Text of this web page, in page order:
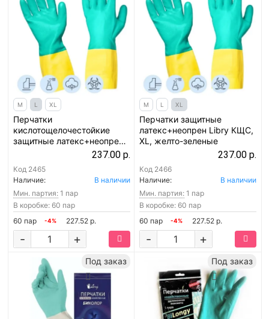
M L XL
Перчатки
кислотощелочестойкие
защитные латекс+неопрен
Libry КЩС, L, желто-237.00 р.
Код 2465
Наличие:
В наличии
Мин. партия: 1 пар
В коробке: 60 пар
60 пар
-4% 227.52 р.
+
-
M L XL
Перчатки защитные
латекс+неопрен Libry КЩС,
XL, желто-зеленые
237.00 р.
Код 2466
Наличие:
В наличии
Мин. партия: 1 пар
В коробке: 60 пар
60 пар
-4% 227.52 р.
+
-
Под заказ Под заказ